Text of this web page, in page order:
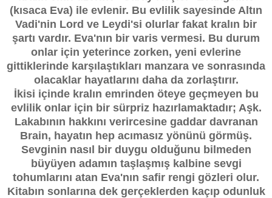
(kısaca Eva) ile evlenir. Bu evlilik sayesinde Altın
Vadi'nin Lord ve Leydi'si olurlar fakat kralın bir
şartı vardır. Eva'nın bir varis vermesi. Bu durum
onlar için yeterince zorken, yeni evlerine
gittiklerinde karşılaştıkları manzara ve sonrasında
olacaklar hayatlarını daha da zorlaştırır.
İkisi içinde kralın emrinden öteye geçmeyen bu
evlilik onlar için bir sürpriz hazırlamaktadır; Aşk.
Lakabının hakkını verircesine gaddar davranan
Brain, hayatın hep acımasız yönünü görmüş.
Sevginin nasıl bir duygu olduğunu bilmeden
büyüyen adamın taşlaşmış kalbine sevgi
tohumlarını atan Eva'nın safir rengi gözleri olur.
Kitabın sonlarına dek gerçeklerden kaçıp odunluk